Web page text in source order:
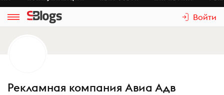
Войти
Рекламная компания Авиа Адв